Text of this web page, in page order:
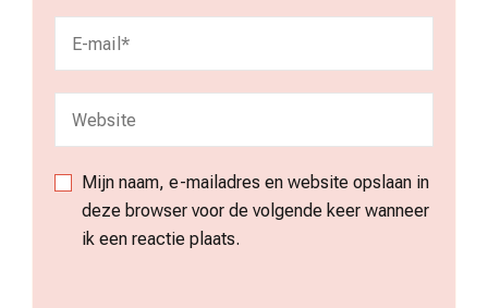
Mijn naam, e-mailadres en website opslaan in
deze browser voor de volgende keer wanneer
ik een reactie plaats.